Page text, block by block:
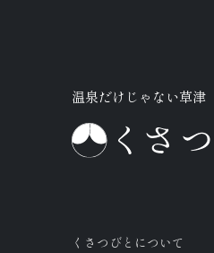
温泉だけじゃない草津
くさつびとについて